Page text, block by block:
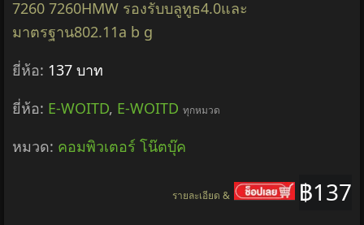
7260 7260HMW รองรับบลูทูธ4.0และ
มาตรฐาน802.11a b g
ยี่ห้อ: 137 บาท
ยี่ห้อ: E-WOITD, E-WOITD ทุกหมวด
หมวด: คอมพิวเตอร์ โน๊ตบุ๊ค
฿137
รายละเอียด &